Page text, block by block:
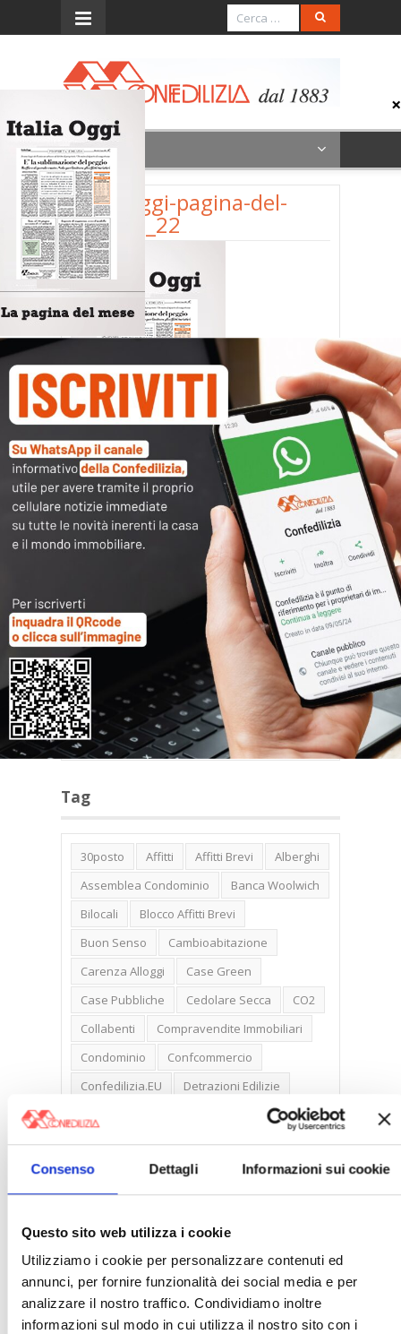
Consenso Dettagli Informazioni sui cookie
Questo sito web utilizza i cookie
Utilizziamo i cookie per personalizzare contenuti ed
annunci, per fornire funzionalità dei social media e per
analizzare il nostro traffico. Condividiamo inoltre
informazioni sul modo in cui utilizza il nostro sito con i
Menu
italia-oggi-pagina-del-
mese_6_22
Archivi
Categorie
Tag
30posto Affitti Affitti Brevi
Alberghi
Assemblea Condominio
Banca Woolwich
Bilocali
Blocco Affitti Brevi
Buon Senso
Cambioabitazione
Carenza Alloggi
Case Green
Case Pubbliche
Cedolare Secca
CO2
Collabenti
Compravendite Immobiliari
Condominio
Confcommercio
Confedilizia.EU
Detrazioni Edilizie
Firenze
Gabetti Spa
Green Deal
Green Party
Ideologia Green
Irregolarità Formali
Nudaproprietà
Prezzi Case
Prima Casa
Proprietari Casa
Rendite Catastali
Rivoluzioneliberale